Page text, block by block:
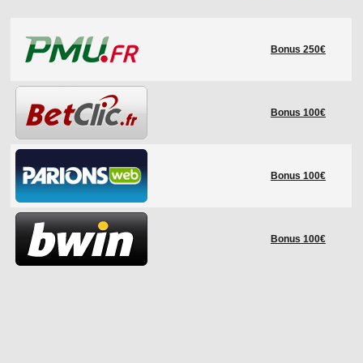
LES STADES
HISTORIQUE
COUPE DES CONFÉDÉRATIONS
Bonus 250€
Bonus 100€
Bonus 100€
Bonus 100€